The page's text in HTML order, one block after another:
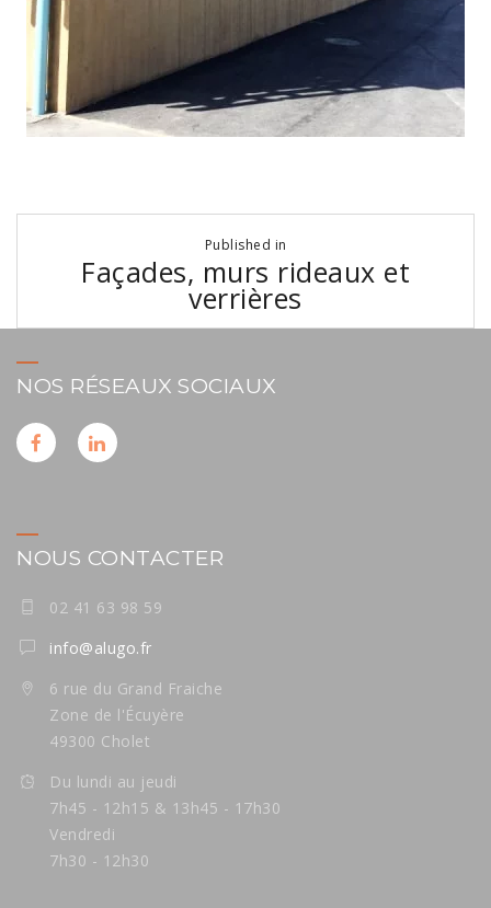
Published in
Façades, murs rideaux et
verrières
NOS RÉSEAUX SOCIAUX
NOUS CONTACTER
02 41 63 98 59
info@alugo.fr
6 rue du Grand Fraiche
Zone de l'Écuyère
49300 Cholet
Du lundi au jeudi
7h45 - 12h15 & 13h45 - 17h30
Vendredi
7h30 - 12h30